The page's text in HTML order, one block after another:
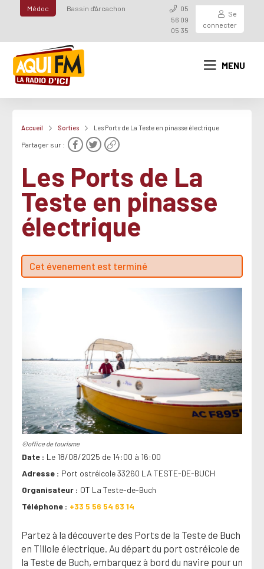
Médoc Bassin d'Arcachon
05
56 09
05 35
Se
connecter
MENU
Accueil Sorties Les Ports de La Teste en pinasse électrique
Partager sur :
Les Ports de La
Teste en pinasse
électrique
Cet évenement est terminé
©office de tourisme
Date
Le 18/08/2025 de 14:00 à 16:00
Adresse
Port ostréicole 33260 LA TESTE-DE-BUCH
Organisateur
OT La Teste-de-Buch
Téléphone
+33 5 56 54 63 14
Partez à la découverte des Ports de la Teste de Buch
en Tillole électrique. Au départ du port ostréicole de
la Teste de Buch, embarquez à bord du navire pour un